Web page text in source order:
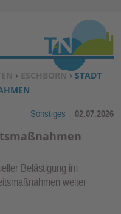
↓
› ESCHBORN› STADT
Sonstiges 02.07.2026
Belästigung im
weiter